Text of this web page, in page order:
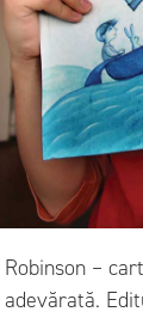
Robinson –
adevărată.